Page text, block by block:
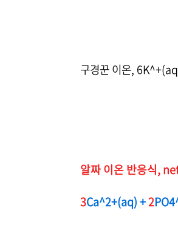
구경꾼 이온,
알짜 이온 반응식,
3Ca^2+(aq) +2